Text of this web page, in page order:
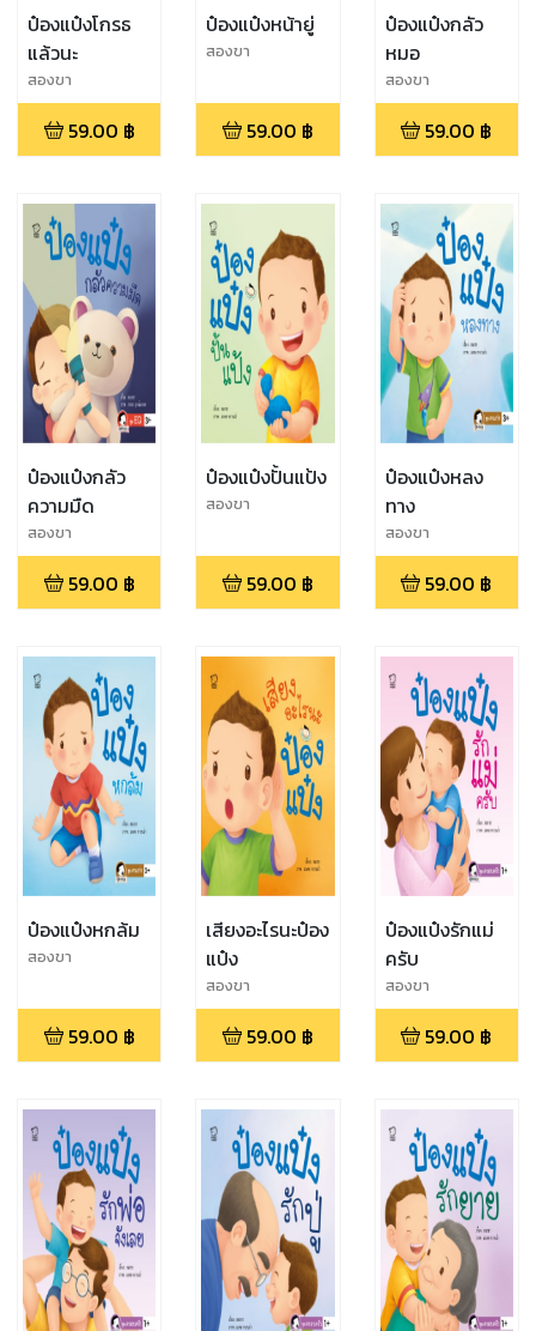
ป๋องแป๋งโกรธ
แล้วนะ
สองขา
59.00 ฿
ป๋องแป๋งหน้ายู่
สองขา
59.00 ฿
ป๋องแป๋งกลัว
หมอ
สองขา
59.00 ฿
ป๋องแป๋งกลัว
ความมืด
สองขา
59.00 ฿
ป๋องแป๋งปั้นแป้ง
สองขา
59.00 ฿
ป๋องแป๋งหลง
ทาง
สองขา
59.00 ฿
ป๋องแป๋งหกล้ม
สองขา
59.00 ฿
เสียงอะไรนะป๋อง
แป๋ง
สองขา
59.00 ฿
ป๋องแป๋งรักแม่
ครับ
สองขา
59.00 ฿